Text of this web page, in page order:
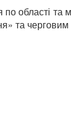
області та
та черговим